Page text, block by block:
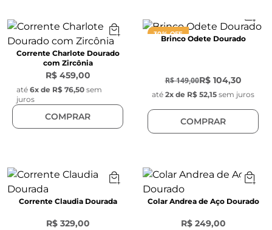
Corrente Charlote Dourado
com Zircônia
R$ 459,00
até 6x de R$ 76,50 sem
juros
COMPRAR
30% OFF
Brinco Odete Dourado
R$ 149,00R$ 104,30
até 2x de R$ 52,15 sem juros
COMPRAR
Corrente Claudia Dourada
R$ 329,00
Colar Andrea de Aço Dourado
R$ 249,00